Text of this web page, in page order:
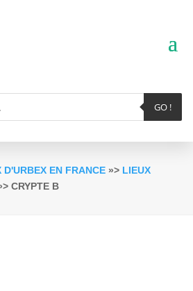
GO !
D'URBEX EN FRANCE»> LIEUX
CRYPTE B